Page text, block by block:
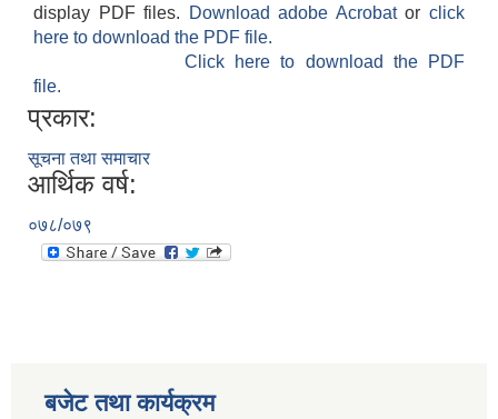
display PDF files.
Download adobe Acrobatorclick
here to download the PDF file.
Click here to download the PDF
file.
प्रकार:
सूचना तथा समाचार
आर्थिक वर्ष:
०७८/०७९
बजेट तथा कार्यक्रम